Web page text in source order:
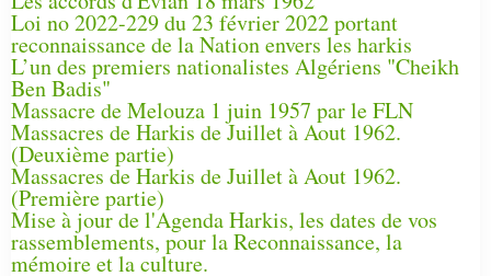
Loi no 2022-229 du 23 février 2022 portant
reconnaissance de la Nation envers les harkis
L’un des premiers nationalistes Algériens "Cheikh
Ben Badis"
Massacre de Melouza 1 juin 1957 par le FLN
Massacres de Harkis de Juillet à Aout 1962.
(Deuxième partie)
Massacres de Harkis de Juillet à Aout 1962.
(Première partie)
Mise à jour de l'Agenda Harkis, les dates de vos
rassemblements, pour la Reconnaissance, la
mémoire et la culture.